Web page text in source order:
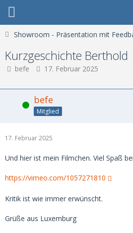
Showroom - Präsentation mit
Kurzgeschichte Berthold
befe 17. Februar 2025
Online befe
Mitglied
17. Februar 2025
Und hier ist mein Filmchen. Viel Spaß
https://vimeo.com/1057271810
Kritik ist wie immer erwünscht.
Grüße aus Luxemburg